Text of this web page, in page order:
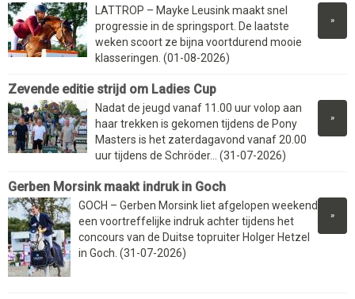
»
LATTROP – Mayke Leusink maakt snel
progressie in de springsport. De laatste
weken scoort ze bijna voortdurend mooie
klasseringen. (01-08-2026)
Zevende editie strijd om Ladies Cup
»
Nadat de jeugd vanaf 11.00 uur volop aan
haar trekken is gekomen tijdens de Pony
Masters is het zaterdagavond vanaf 20.00
uur tijdens de Schröder... (31-07-2026)
Gerben Morsink maakt indruk in Goch
»
GOCH – Gerben Morsink liet afgelopen weekend
een voortreffelijke indruk achter tijdens het
concours van de Duitse topruiter Holger Hetzel
in Goch. (31-07-2026)